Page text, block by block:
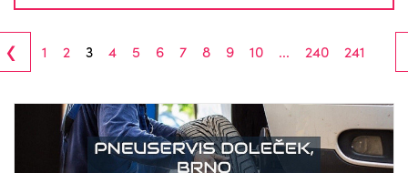
‹ 1 2 3 4 5 6 7 8 9 10 ... 240 241